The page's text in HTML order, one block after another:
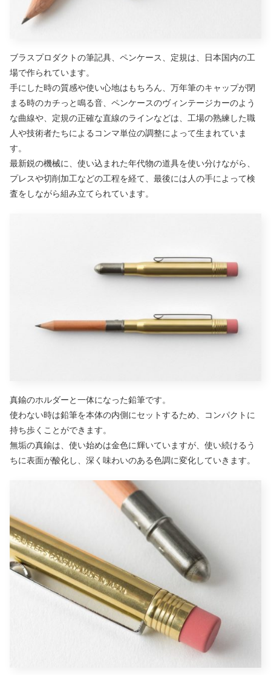
ブラスプロダクトの筆記具、ペンケース、定規は、日本国内の工
場で作られています。
手にした時の質感や使い心地はもちろん、万年筆のキャップが閉
まる時のカチっと鳴る音、ペンケースのヴィンテージカーのよう
な曲線や、定規の正確な直線のラインなどは、工場の熟練した職
人や技術者たちによるコンマ単位の調整によって生まれていま
す。
最新鋭の機械に、使い込まれた年代物の道具を使い分けながら、
プレスや切削加工などの工程を経て、最後には人の手によって検
査をしながら組み立てられています。
真鍮のホルダーと一体になった鉛筆です。
使わない時は鉛筆を本体の内側にセットするため、コンパクトに
持ち歩くことができます。
無垢の真鍮は、使い始めは金色に輝いていますが、使い続けるう
ちに表面が酸化し、深く味わいのある色調に変化していきます。